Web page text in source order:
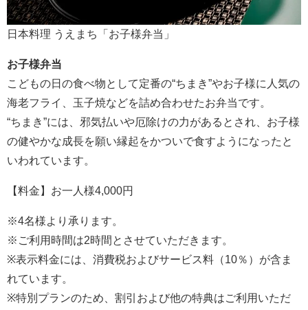
日本料理 うえまち「お子様弁当」
お子様弁当
こどもの日の食べ物として定番の“ちまき”やお子様に人気の
海老フライ、玉子焼などを詰め合わせたお弁当です。
“ちまき”には、邪気払いや厄除けの力があるとされ、お子様
の健やかな成長を願い縁起をかついで食すようになったと
いわれています。
【料金】お一人様4,000円
※4名様より承ります。
※ご利用時間は2時間とさせていただきます。
※表示料金には、消費税およびサービス料（10％）が含ま
れています。
※特別プランのため、割引および他の特典はご利用いただ